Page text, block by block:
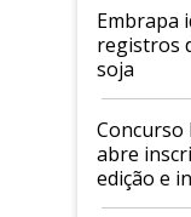
Embrapa
registros
soja
Concurso
abre
edição e
cafés